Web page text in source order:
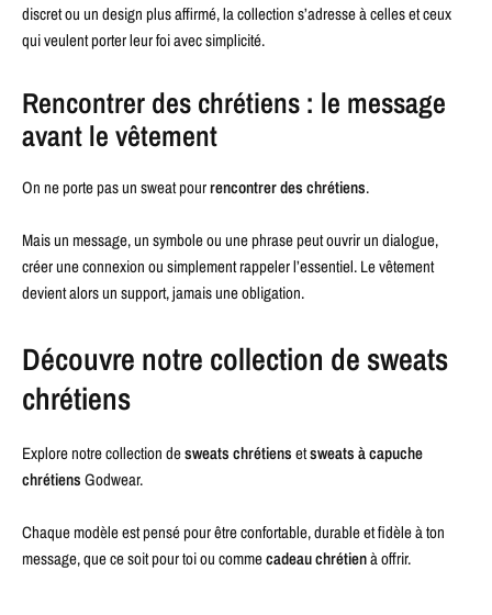
discret ou un design plus affirmé, la collection s’adresse à celles et ceux
qui veulent porter leur foi avec simplicité.
Rencontrer des chrétiens : le message
avant le vêtement
On ne porte pas un sweat pourrencontrer des chrétiens.
Mais un message, un symbole ou une phrase peut ouvrir un dialogue,
créer une connexion ou simplement rappeler l’essentiel. Le vêtement
devient alors un support, jamais une obligation.
Découvre notre collection de sweats
chrétiens
Explore notre collection desweats chrétiensetsweats à capuche
chrétiensGodwear.
Chaque modèle est pensé pour être confortable, durable et fidèle à ton
message, que ce soit pour toi ou commecadeau chrétienà offrir.